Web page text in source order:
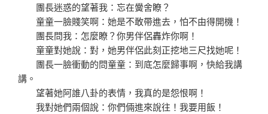
團長迷惑的望著我：忘在黌舍瞭？
童童一臉賤笑啊：她是不敢帶進去，怕不由得開機！
團長問我：怎麼瞭？你男伴侶轟炸你啊！
童童對她說：對，她男伴侶此刻正挖地三尺找她呢！
團長一臉衝動的問童童：到底怎麼歸事啊，快給我講
講。
望著她阿誰八卦的表情，我真的是怨恨啊！
我對她們兩個說：你們倆進來說往！我要用飯！